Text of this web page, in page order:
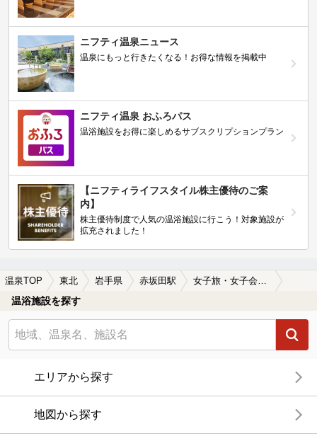
ニフティ温泉ニュース
温泉にもっと行きたくなる！お得な情報を掲載中
ニフティ温泉 おふろパス
温浴施設をお得に楽しめるサブスクリプションプラン
【ニフティライフスタイル株主優待のご案
内】
株主優待制度で人気の温浴施設に行こう！対象施設が
拡充されました！
温泉TOP 東北 岩手県 赤坂田駅
温浴施設を探す
エリアから探す
地図から探す